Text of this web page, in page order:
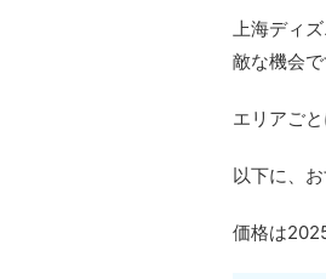
上海ディ
敵な機会で
エリアご
以下に、
価格は